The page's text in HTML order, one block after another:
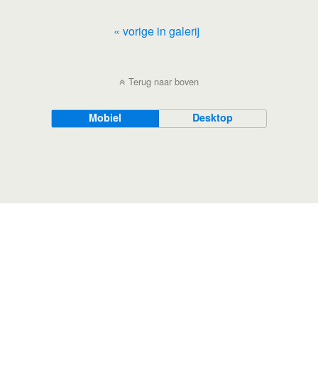
« vorige in galerij
Terug naar boven
Mobiel Desktop